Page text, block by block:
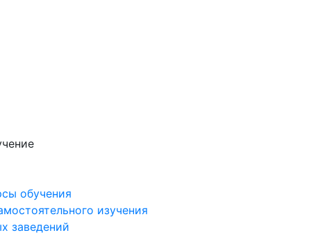
обучения
изучения
заведений